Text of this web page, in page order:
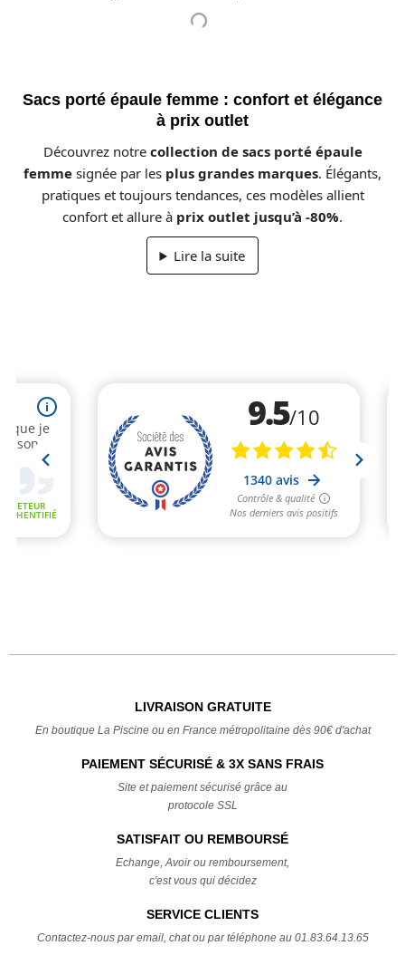
Sacs porté épaule femme : confort et élégance
à prix outlet
Découvrez notre collection de sacs porté épaule
femme signée par les plus grandes marques. Élégants,
pratiques et toujours tendances, ces modèles allient
confort et allure à prix outlet jusqu’à -80%.
Lire la suite
LIVRAISON GRATUITE
En boutique La Piscine ou en France métropolitaine dès 90€ d'achat
PAIEMENT SÉCURISÉ & 3X SANS FRAIS
Site et paiement sécurisé grâce au
protocole SSL
SATISFAIT OU REMBOURSÉ
Echange, Avoir ou remboursement,
c'est vous qui décidez
SERVICE CLIENTS
Contactez-nous par email, chat ou par téléphone au 01.83.64.13.65